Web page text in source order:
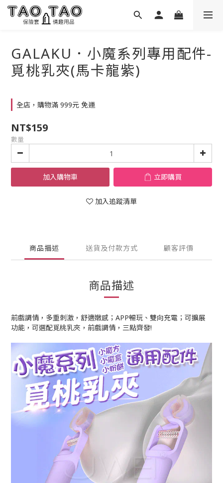
GALAKU．小魔系列專用配件-
覓桃乳夾(馬卡龍紫)
全店，購物滿 999元 免運
NT$159
數量
加入購物車 立即購買
加入追蹤清單
商品描述 送貨及付款方式 顧客評價
商品描述
前戲調情，多重刺激，舒適嫩感；APP暢玩、雙向充電；可擴展
功能，可選配覓桃乳夾，前戲調情，三點齊發!